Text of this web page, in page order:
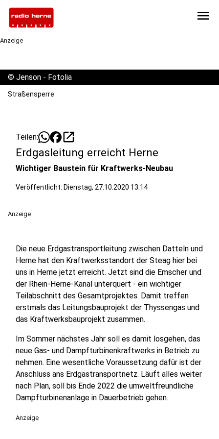
menu
Anzeige
© Jenson - Fotolia
Straßensperre
Teilen: open_in_new
Erdgasleitung erreicht Herne
Wichtiger Baustein für Kraftwerks-Neubau
Veröffentlicht: Dienstag, 27.10.2020 13:14
Anzeige
Die neue Erdgastransportleitung zwischen Datteln und
Herne hat den Kraftwerksstandort der Steag hier bei
uns in Herne jetzt erreicht. Jetzt sind die Emscher und
der Rhein-Herne-Kanal unterquert - ein wichtiger
Teilabschnitt des Gesamtprojektes. Damit treffen
erstmals das Leitungsbauprojekt der Thyssengas und
das Kraftwerksbauprojekt zusammen.
Im Sommer nächstes Jahr soll es damit losgehen, das
neue Gas- und Dampfturbinenkraftwerks in Betrieb zu
nehmen. Eine wesentliche Voraussetzung dafür ist der
Anschluss ans Erdgastransportnetz. Läuft alles weiter
nach Plan, soll bis Ende 2022 die umweltfreundliche
Dampfturbinenanlage in Dauerbetrieb gehen.
Anzeige